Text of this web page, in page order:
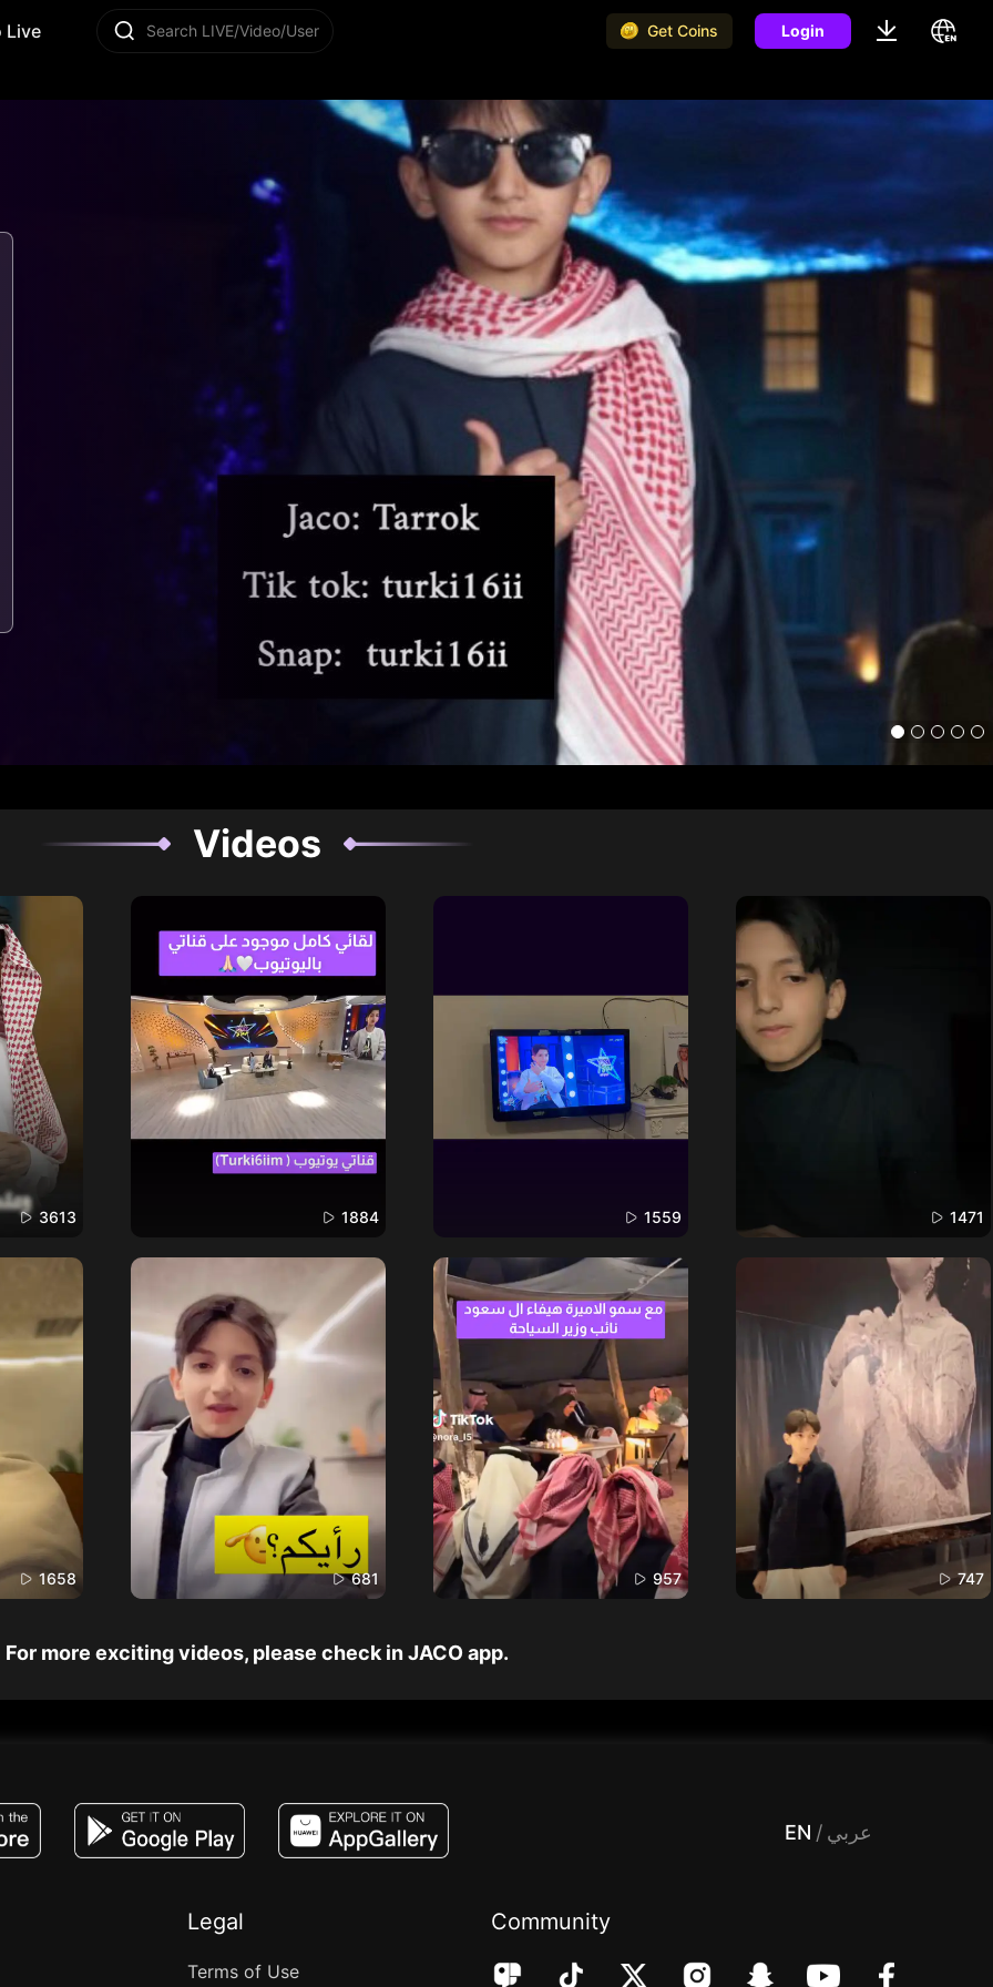
Live Search LIVE/Video/User Get Coins Login
Videos
3613 1884 1559 1471
1658 681 957 747
For more exciting videos, please check in JACO app.
EN / عربي
Legal
Terms of Use
Community